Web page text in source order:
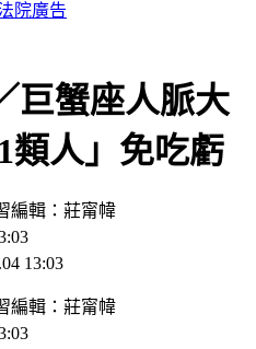
院廣告
巨蟹座人脈大
人」免吃虧
編輯：莊甯幃
13:03
編輯 ： 莊甯幃